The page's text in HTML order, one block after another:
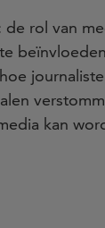
rol van
kan